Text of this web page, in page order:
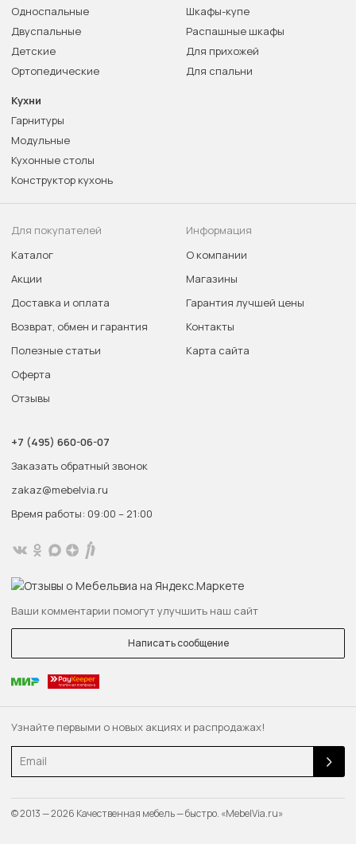
Узнайте первыми о новых акциях и распродажах!
Email
Односпальные
Двуспальные
Детские
Ортопедические
Шкафы-купе
Распашные шкафы
Для прихожей
Для спальни
Кухни
Гарнитуры
Модульные
Кухонные столы
Конструктор кухонь
Для покупателей
Каталог
Акции
Доставка и оплата
Возврат, обмен и гарантия
Полезные статьи
Оферта
Отзывы
Информация
О компании
Магазины
Гарантия лучшей цены
Контакты
Карта сайта
+7 (495) 660-06-07
Заказать обратный звонок
zakaz@mebelvia.ru
Время работы: 09:00 – 21:00
Ваши комментарии помогут улучшить наш сайт
Написать сообщение
© 2013 — 2026 Качественная мебель — быстро. «MebelVia.ru»